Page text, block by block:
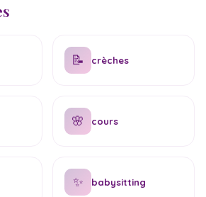
📝 crèches
🌸 cours
✨ babysitting